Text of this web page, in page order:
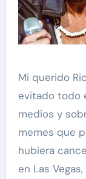
Mi querido
evitado todo
medios y
memes que
hubiera
en Las